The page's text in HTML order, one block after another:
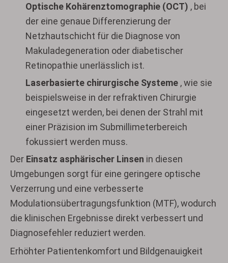
Optische Kohärenztomographie (OCT) , bei
der eine genaue Differenzierung der
Netzhautschicht für die Diagnose von
Makuladegeneration oder diabetischer
Retinopathie unerlässlich ist.
Laserbasierte chirurgische Systeme , wie sie
beispielsweise in der refraktiven Chirurgie
eingesetzt werden, bei denen der Strahl mit
einer Präzision im Submillimeterbereich
fokussiert werden muss.
Der Einsatz asphärischer Linsen in diesen
Umgebungen sorgt für eine geringere optische
Verzerrung und eine verbesserte
Modulationsübertragungsfunktion (MTF), wodurch
die klinischen Ergebnisse direkt verbessert und
Diagnosefehler reduziert werden.
Erhöhter Patientenkomfort und Bildgenauigkeit